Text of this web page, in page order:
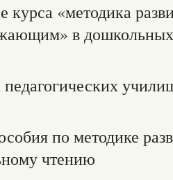
курса «методика
в дошкольных
по методике
чтению